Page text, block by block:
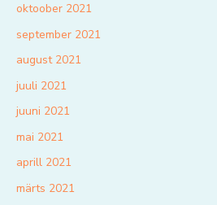
oktoober 2021
september 2021
august 2021
juuli 2021
juuni 2021
mai 2021
aprill 2021
märts 2021